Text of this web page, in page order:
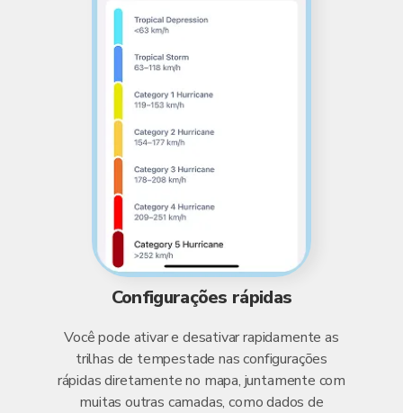
Configurações rápidas
Você pode ativar e desativar rapidamente as
trilhas de tempestade nas configurações
rápidas diretamente no mapa, juntamente com
muitas outras camadas, como dados de